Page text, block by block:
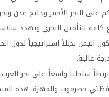
2,500 كم على البحر الأحمر وخليج
كلفة التأمين البحري ويهدد
اليمن بديلاً استراتيجياً لدول
عالية.
ساحلياً واسعاً على بحر
حضرموت والمهرة. هذه